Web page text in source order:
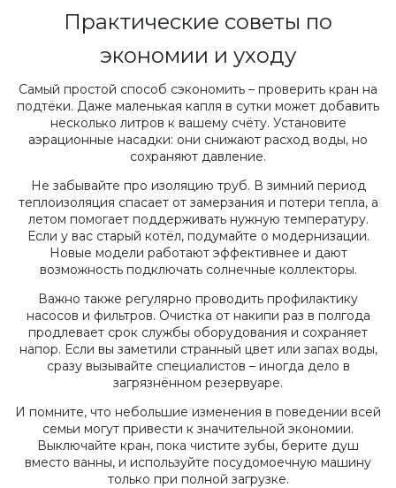
Практические советы по
экономии и уходу
Самый простой способ сэкономить – проверить кран на
подтёки. Даже маленькая капля в сутки может добавить
несколько литров к вашему счёту. Установите
аэрационные насадки: они снижают расход воды, но
сохраняют давление.
Не забывайте про изоляцию труб. В зимний период
теплоизоляция спасает от замерзания и потери тепла, а
летом помогает поддерживать нужную температуру.
Если у вас старый котёл, подумайте о модернизации.
Новые модели работают эффективнее и дают
возможность подключать солнечные коллекторы.
Важно также регулярно проводить профилактику
насосов и фильтров. Очистка от накипи раз в полгода
продлевает срок службы оборудования и сохраняет
напор. Если вы заметили странный цвет или запах воды,
сразу вызывайте специалистов – иногда дело в
загрязнённом резервуаре.
И помните, что небольшие изменения в поведении всей
семьи могут привести к значительной экономии.
Выключайте кран, пока чистите зубы, берите душ
вместо ванны, и используйте посудомоечную машину
только при полной загрузке.